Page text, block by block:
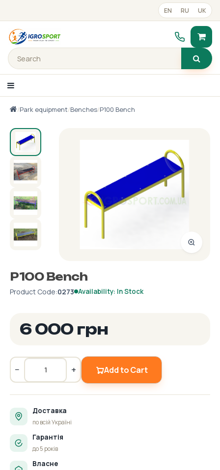
EN RU UK
text_catalog_panel
Portfolio
Готові рішення
/Park equipment/Benches/P100 Bench
P100 Bench
Product Code:0273 Availability: In Stock
6 000 грн
− + Add to Cart
Доставка
по всій Україні
Гарантія
до 5 років
Власне